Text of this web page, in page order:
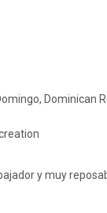
Dominican
y muy